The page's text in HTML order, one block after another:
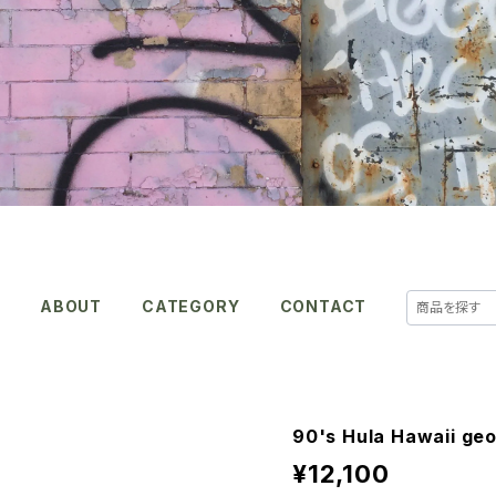
ABOUT CATEGORY CONTACT
90's Hula Hawaii
¥12,100